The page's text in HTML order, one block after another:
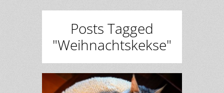
Posts Tagged
"Weihnachtskekse"